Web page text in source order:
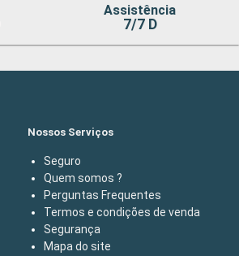
Assistência
7/7 D
Nossos Serviços
Seguro
Quem somos ?
Perguntas Frequentes
Termos e condições de venda
Segurança
Mapa do site